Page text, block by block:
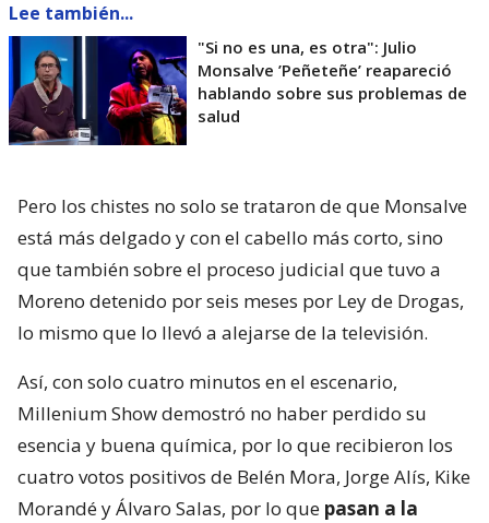
Lee también...
"Si no es una, es otra": Julio
Monsalve ’Peñeteñe’ reapareció
hablando sobre sus problemas de
salud
Pero los chistes no solo se trataron de que Monsalve
está más delgado y con el cabello más corto, sino
que también sobre el proceso judicial que tuvo a
Moreno detenido por seis meses por Ley de Drogas,
lo mismo que lo llevó a alejarse de la televisión.
Así, con solo cuatro minutos en el escenario,
Millenium Show demostró no haber perdido su
esencia y buena química, por lo que recibieron los
cuatro votos positivos de Belén Mora, Jorge Alís, Kike
Morandé y Álvaro Salas, por lo que pasan a la